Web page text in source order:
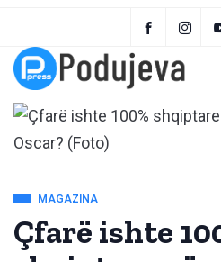
MAGAZINA
Çfarë ishte